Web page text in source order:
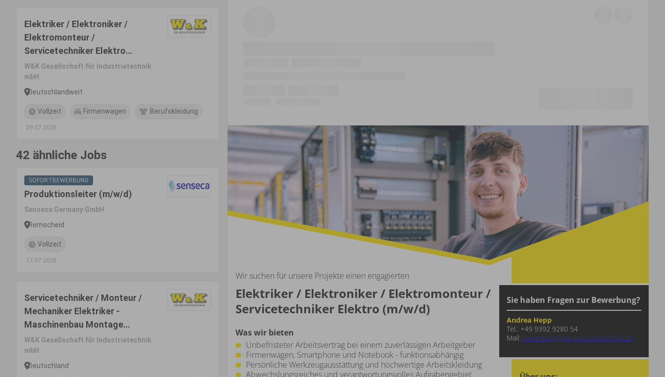
Elektriker / Elektroniker /
Elektromonteur /
Servicetechniker Elektro
(m/w/d)
W&K Gesellschaft für Industrietechnik
mbH
Deutschlandweit
Vollzeit Firmenwagen Berufskleidung
09.07.2026
42 ähnliche Jobs
SOFORTBEWERBUNG
Produktionsleiter (m/w/d)
Senseca Germany GmbH
Remscheid
Vollzeit
17.07.2026
Servicetechniker / Monteur /
Mechaniker Elektriker -
Maschinenbau Montage
Pharma Medizintechnik
(m/w/d)
W&K Gesellschaft für Industrietechnik
mbH
Deutschland